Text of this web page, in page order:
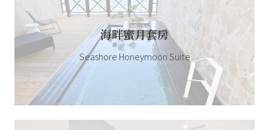
海畔蜜月套房
Seashore Honeymoon Suite